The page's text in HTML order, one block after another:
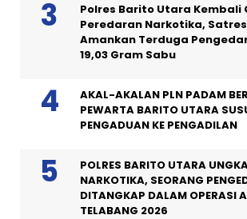
Polres Barito Utara Kembali
Peredaran Narkotika,
Amankan Terduga
19,03 Gram Sabu
AKAL-AKALAN PLN PADAM
PEWARTA BARITO UTARA
PENGADUAN KE PENGADILAN
POLRES BARITO UTARA
NARKOTIKA, SEORANG
DITANGKAP DALAM OPERASI
TELABANG 2026